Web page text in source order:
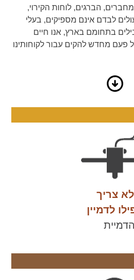
הברגים, לוחות הקירוי,
לבדם אינם מספיקים, בעלי
בתחומם בארץ, אנו חיים
פעם מחדש להקים עבור לקוחותינו
לא צריך
לדמיין